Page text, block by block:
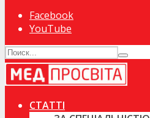
Facebook
YouTube
СТАТТІ